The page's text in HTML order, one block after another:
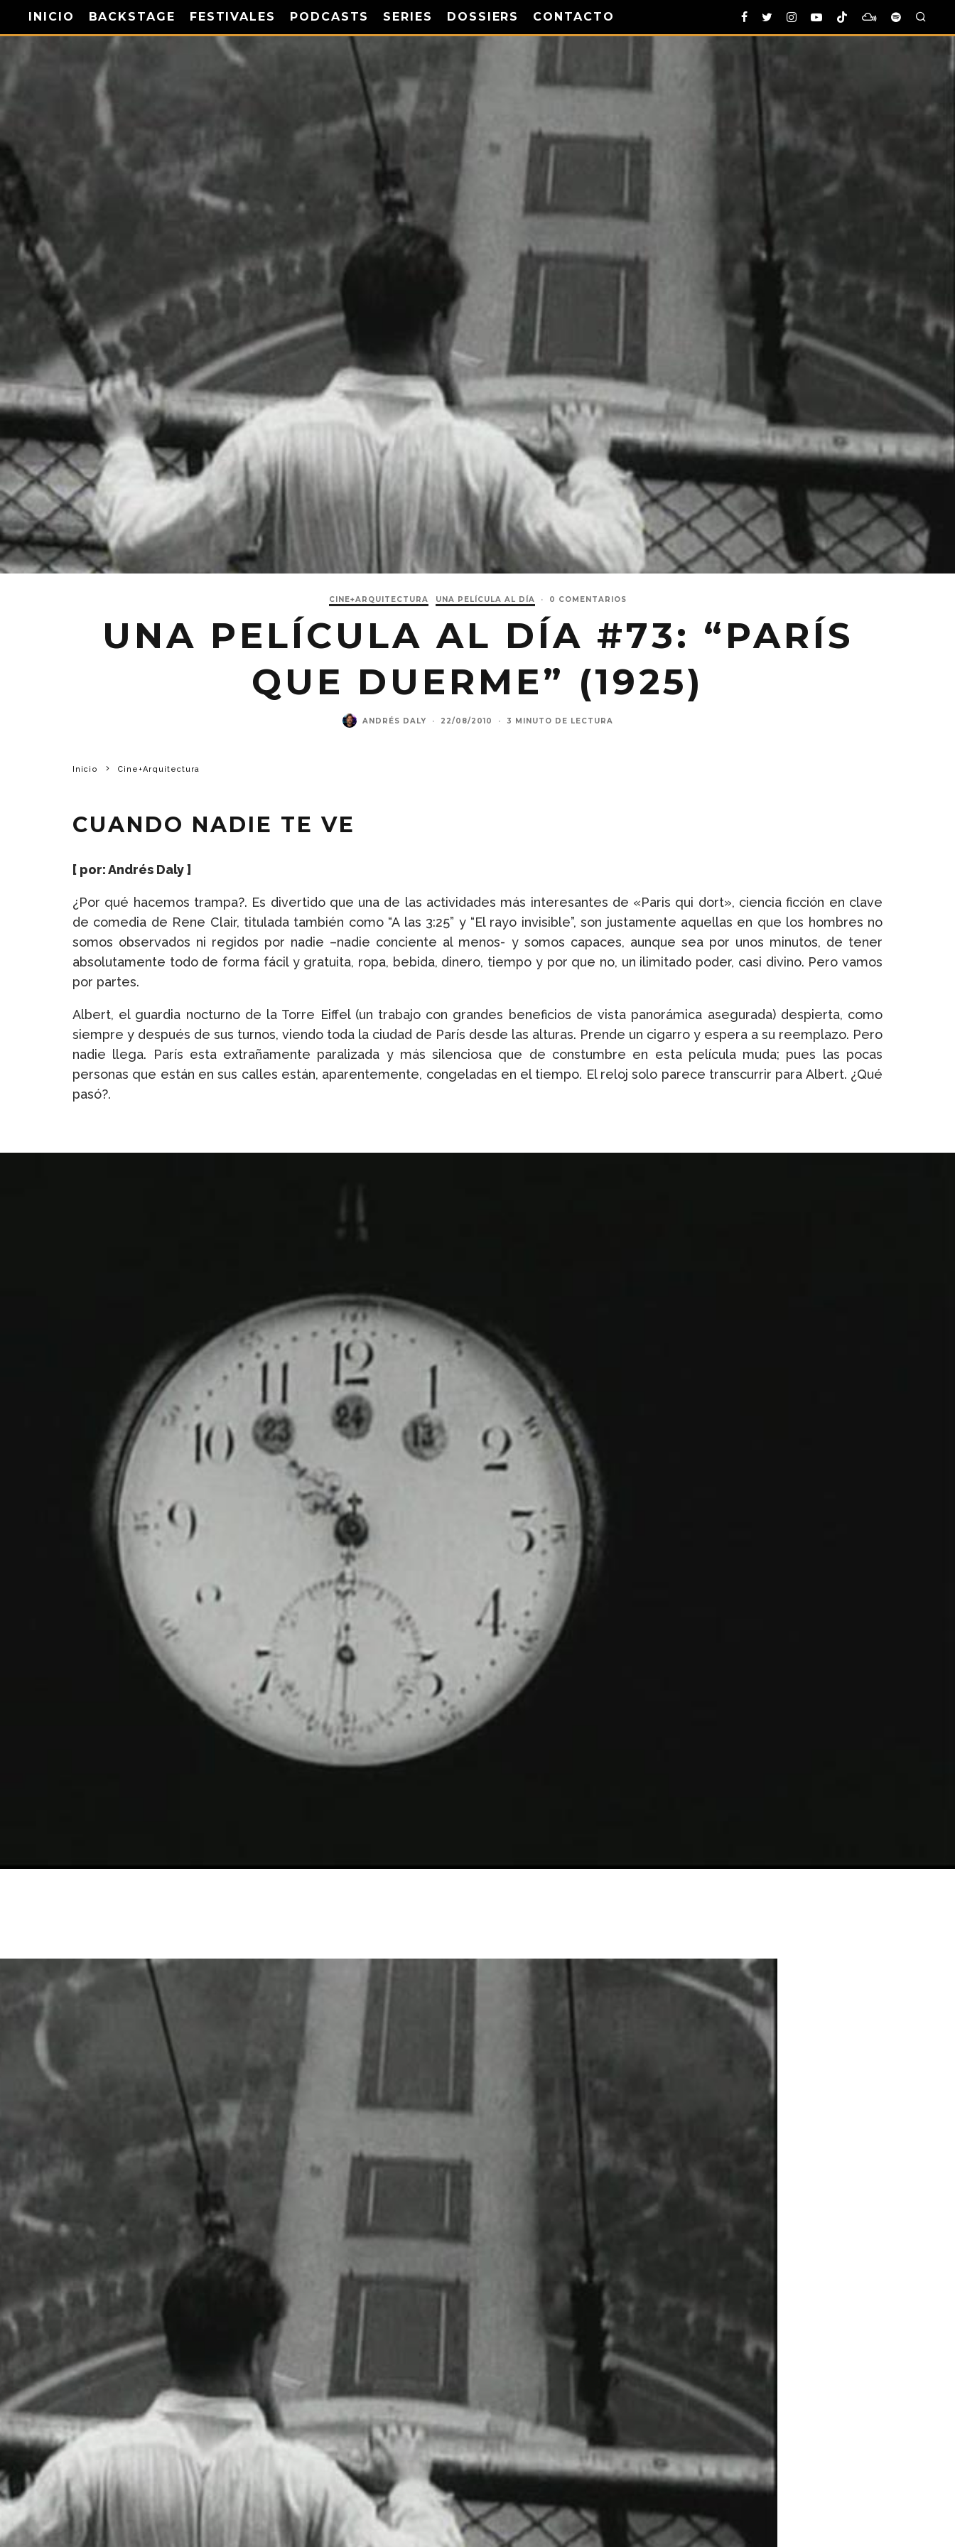
INICIO BACKSTAGE FESTIVALES PODCASTS SERIES DOSSIERS CONTACTO
CINE+ARQUITECTURA UNA PELÍCULA AL DÍA · 0 COMENTARIOS
UNA PELÍCULA AL DÍA #73: “PARÍS
QUE DUERME” (1925)
ANDRÉS DALY · 22/08/2010 · 3 MINUTO DE LECTURA
Inicio Cine+Arquitectura
CUANDO NADIE TE VE
[ por: Andrés Daly ]
¿Por qué hacemos trampa?. Es divertido que una de las actividades más interesantes de «Paris qui dort», ciencia ficción en clave
de comedia de Rene Clair, titulada también como “A las 3:25” y “El rayo invisible”, son justamente aquellas en que los hombres no
somos observados ni regidos por nadie –nadie conciente al menos- y somos capaces, aunque sea por unos minutos, de tener
absolutamente todo de forma fácil y gratuita, ropa, bebida, dinero, tiempo y por que no, un ilimitado poder, casi divino. Pero vamos
por partes.
Albert, el guardia nocturno de la Torre Eiffel (un trabajo con grandes beneficios de vista panorámica asegurada) despierta, como
siempre y después de sus turnos, viendo toda la ciudad de París desde las alturas. Prende un cigarro y espera a su reemplazo. Pero
nadie llega. París esta extrañamente paralizada y más silenciosa que de constumbre en esta película muda; pues las pocas
personas que están en sus calles están, aparentemente, congeladas en el tiempo. El reloj solo parece transcurrir para Albert. ¿Qué
pasó?.